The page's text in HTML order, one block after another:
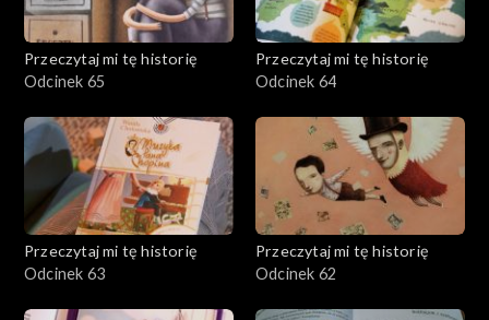
Przeczytaj mi tę historię
Odcinek 65
Przeczytaj mi tę historię
Odcinek 64
Przeczytaj mi tę historię
Odcinek 63
Przeczytaj mi tę historię
Odcinek 62